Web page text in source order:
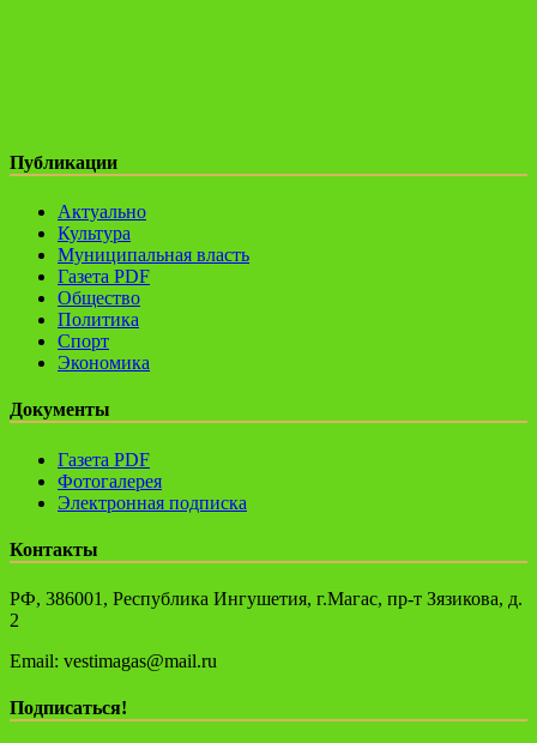
Публикации
Актуально
Культура
Муниципальная власть
Газета PDF
Общество
Политика
Спорт
Экономика
Документы
Газета PDF
Фотогалерея
Электронная подписка
Контакты
РФ, 386001, Республика Ингушетия, г.Магас, пр-т Зязикова, д.
2
Email: vestimagas@mail.ru
Подписаться!